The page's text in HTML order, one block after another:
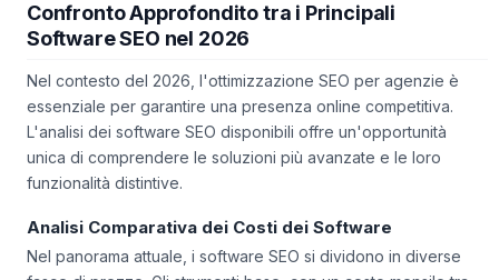
Confronto Approfondito tra i Principali
Software SEO nel 2026
Nel contesto del 2026, l'ottimizzazione SEO per agenzie è
essenziale per garantire una presenza online competitiva.
L'analisi dei software SEO disponibili offre un'opportunità
unica di comprendere le soluzioni più avanzate e le loro
funzionalità distintive.
Analisi Comparativa dei Costi dei Software
Nel panorama attuale, i software SEO si dividono in diverse